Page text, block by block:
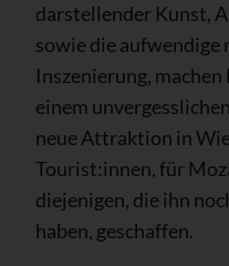
darstellender Kunst,
sowie die aufwendige
Inszenierung,
einem
neue Attraktion in
Tourist:innen, für
diejenigen, die ihn
haben, geschaffen.